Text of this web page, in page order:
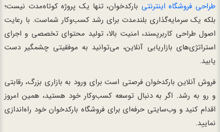
طراحی فروشگاه اینترنتی بارکدخوان، تنها یک پروژه کوتاه‌مدت نیست؛
بلکه یک سرمایه‌گذاری بلندمدت برای رشد کسب‌وکار شماست. با رعایت
اصول طراحی کاربرپسند، امنیت بالا، تولید محتوای تخصصی و اجرای
استراتژی‌های بازاریابی آنلاین، می‌توانید به موفقیتی چشمگیر دست
یابید.
فروش آنلاین بارکدخوان فرصتی است برای ورود به بازاری بزرگ، رقابتی
و رو به رشد. اگر به دنبال توسعه کسب‌وکار خود هستید، همین امروز
اقدام کنید و وب‌سایتی حرفه‌ای برای فروشگاه بارکدخوان خود راه‌اندازی
نمایید.